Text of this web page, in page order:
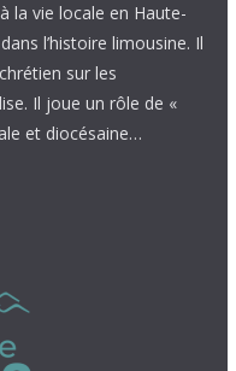
la vie locale en Haute-
l’histoire limousine. Il
sur les
Il joue un rôle de «
et diocésaine…